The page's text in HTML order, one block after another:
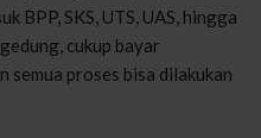
BPP, SKS, UTS, UAS, hingga
cukup bayar
semua proses bisa dilakukan